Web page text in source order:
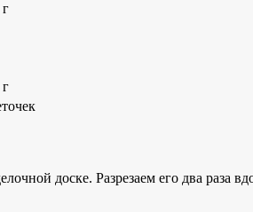
доске. Разрезаем его два раза